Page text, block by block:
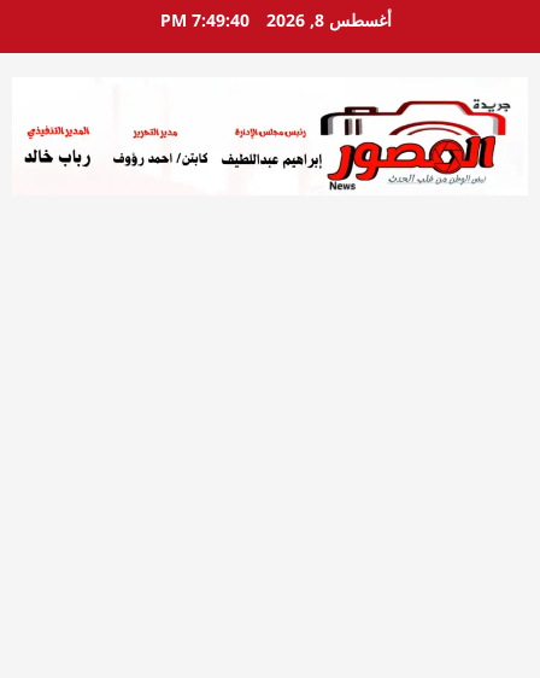
أغسطس 8, 2026 7:49:41 PM